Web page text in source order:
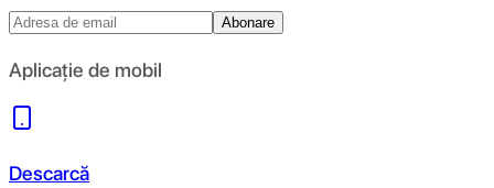
Abonare
Aplicație de mobil
Descarcă